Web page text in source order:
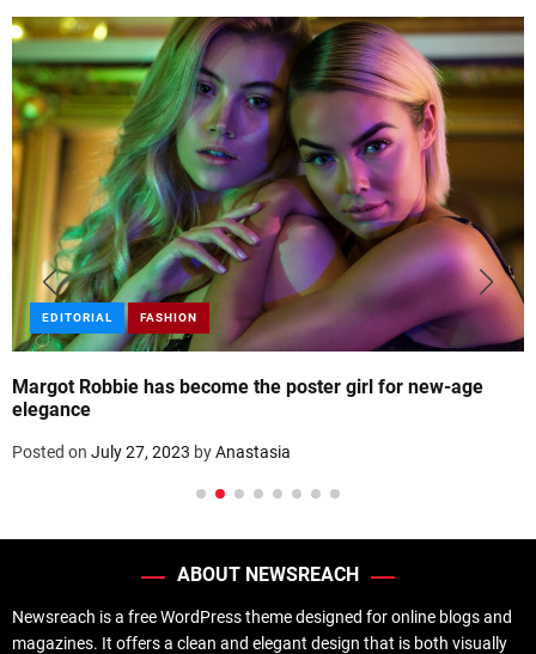
EDITORIAL FASHION
Margot Robbie has become the poster girl for new-age
elegance
Posted on July 27, 2023 byAnastasia
ABOUT NEWSREACH
Newsreach is a free WordPress theme designed for online blogs and
magazines. It offers a clean and elegant design that is both visually